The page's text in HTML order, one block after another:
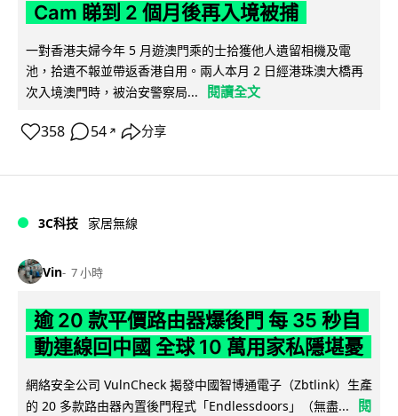
Cam 睇到 2 個月後再入境被捕
一對香港夫婦今年 5 月遊澳門乘的士拾獲他人遺留相機及電
池，拾遺不報並帶返香港自用。兩人本月 2 日經港珠澳大橋再
次入境澳門時，被治安警察局...
閱讀全文
358 54 ↗ 分享
3C科技 家居無線
Vin 7 小時
逾 20 款平價路由器爆後門 每 35 秒自
動連線回中國 全球 10 萬用家私隱堪憂
網絡安全公司 VulnCheck 揭發中國智博通電子（Zbtlink）生產
的 20 多款路由器內置後門程式「Endlessdoors」（無盡...
閱